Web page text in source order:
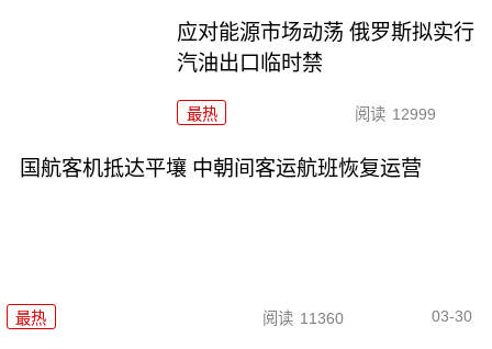
应对能源市场动荡 俄罗斯拟实行
汽油出口临时禁
最热 阅读 12999
国航客机抵达平壤 中朝间客运航班恢复运营
最热 阅读 11360 03-30